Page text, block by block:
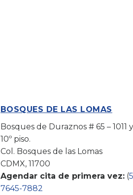
BOSQUES DE LAS LOMAS
Bosques de Duraznos # 65 – 1011 y
10º piso.
Col. Bosques de las Lomas
CDMX, 11700
Agendar cita de primera vez:(
7645-7882